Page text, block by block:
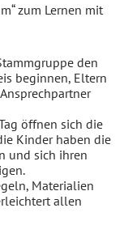
zum Lernen mit
den
beginnen, Eltern
öffnen sich die
Kinder haben die
und sich ihren
Materialien
allen